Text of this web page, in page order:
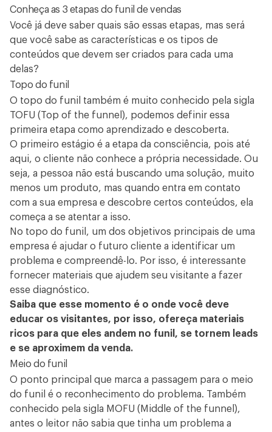
Conheça as 3 etapas do funil de vendas
Você já deve saber quais são essas etapas, mas será
que você sabe as características e os tipos de
conteúdos que devem ser criados para cada uma
delas?
Topo do funil
O topo do funil também é muito conhecido pela sigla
TOFU (Top of the funnel), podemos definir essa
primeira etapa como aprendizado e descoberta.
O primeiro estágio é a etapa da consciência, pois até
aqui, o cliente não conhece a própria necessidade. Ou
seja, a pessoa não está buscando uma solução, muito
menos um produto, mas quando entra em contato
com a sua empresa e descobre certos conteúdos, ela
começa a se atentar a isso.
No topo do funil, um dos objetivos principais de uma
empresa é ajudar o futuro cliente a identificar um
problema e compreendê-lo. Por isso, é interessante
fornecer materiais que ajudem seu visitante a fazer
esse diagnóstico.
Saiba que esse momento é o onde você deve
educar os visitantes, por isso, ofereça materiais
ricos para que eles andem no funil, se tornem leads
e se aproximem da venda.
Meio do funil
O ponto principal que marca a passagem para o meio
do funil é o reconhecimento do problema. Também
conhecido pela sigla MOFU (Middle of the funnel),
antes o leitor não sabia que tinha um problema a